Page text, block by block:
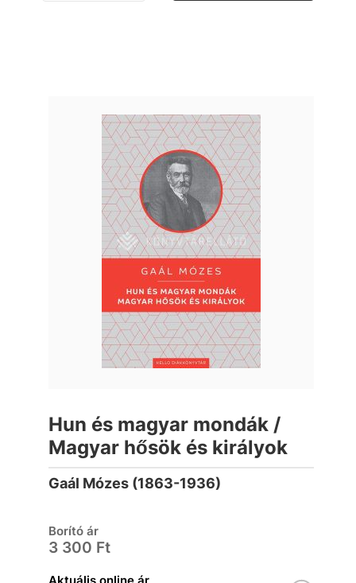
Hun és magyar mondák /
Magyar hősök és királyok
Gaál Mózes (1863-1936)
Borító ár
3 300 Ft